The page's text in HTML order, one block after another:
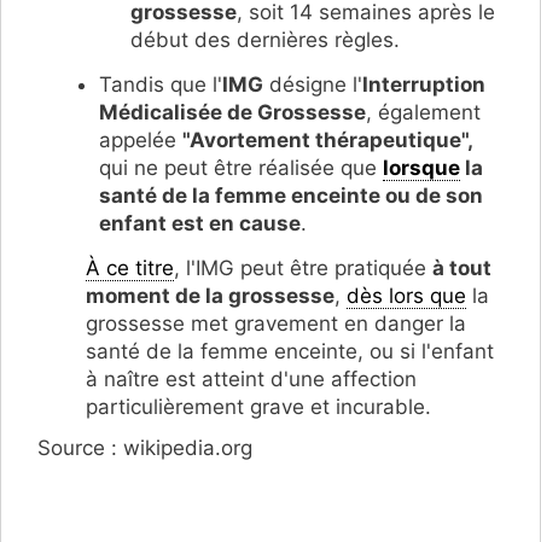
grossesse, soit 14 semaines après le
début des dernières règles.
Tandis que l'IMG désigne l'Interruption
Médicalisée de Grossesse, également
appelée "Avortement thérapeutique",
qui ne peut être réalisée que lorsque la
santé de la femme enceinte ou de son
enfant est en cause.
À ce titre, l'IMG peut être pratiquée à tout
moment de la grossesse, dès lors que la
grossesse met gravement en danger la
santé de la femme enceinte, ou si l'enfant
à naître est atteint d'une affection
particulièrement grave et incurable.
Source : wikipedia.org